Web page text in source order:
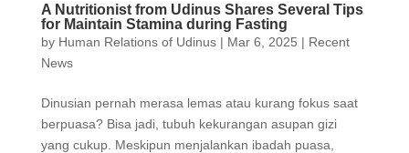
A Nutritionist from Udinus Shares Several Tips
for Maintain Stamina during Fasting
by Human Relations of Udinus| Mar 6, 2025 | Recent
News
Dinusian pernah merasa lemas atau kurang fokus saat
berpuasa? Bisa jadi, tubuh kekurangan asupan gizi
yang cukup. Meskipun menjalankan ibadah puasa,